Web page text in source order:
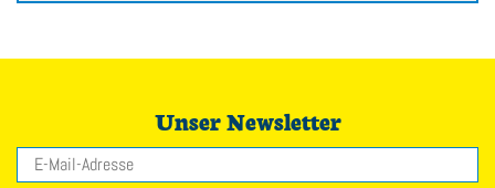
Unser Newsletter
E-Mail